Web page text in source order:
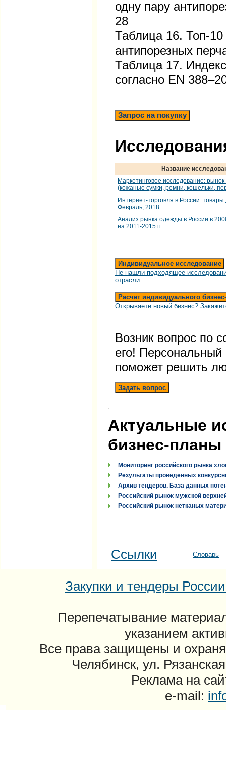
одну пару
28
Таблица 16. Топ-
антипорезных
Таблица 17.
согласно EN
Запрос на покупку
Название
Маркетинговое исследование:
(кожаные сумки, ремни, кошельки,
Интернет-торговля в России:
Февраль, 2018
Анализ рынка одежды в России в
на 2011-2015 гг
Индивидуальное исследование
Не нашли подходящее
отрасли
Расчет индивидуального
Открываете новый бизнес?
Возник вопрос по
его!
поможет решить
Задать вопрос
Актуальные
бизнес-планы
Мониторинг российского рынка
Результаты проведенных
Архив тендеров. База данных
Российский рынок мужской
Российский рынок нетканых
Ссылки Словарь
Закупки и тендеры
Перепечатывание
указанием
Все права защищены и
Челябинск, ул.
Реклама на
e-mail: